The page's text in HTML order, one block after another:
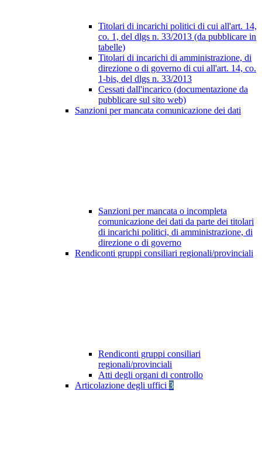
Titolari di incarichi politici di cui all'art. 14,
co. 1, del dlgs n. 33/2013 (da pubblicare in
tabelle)
Titolari di incarichi di amministrazione, di
direzione o di governo di cui all'art. 14, co.
1-bis, del dlgs n. 33/2013
Cessati dall'incarico (documentazione da
pubblicare sul sito web)
Sanzioni per mancata comunicazione dei dati
Sanzioni per mancata o incompleta
comunicazione dei dati da parte dei titolari
di incarichi politici, di amministrazione, di
direzione o di governo
Rendiconti gruppi consiliari regionali/provinciali
Rendiconti gruppi consiliari
regionali/provinciali
Atti degli organi di controllo
Articolazione degli uffici 3